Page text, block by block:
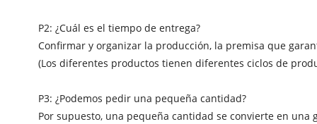
P2: ¿Cuál es el tiempo de entrega?
Confirmar y organizar la producción, la premisa que
(Los diferentes productos tienen diferentes ciclos de
P3: ¿Podemos pedir una pequeña cantidad?
Por supuesto, una pequeña cantidad se convierte en